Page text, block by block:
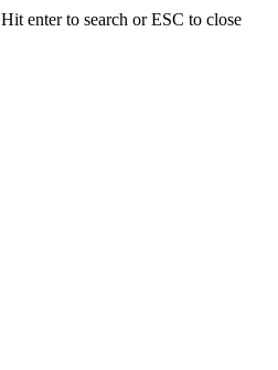
Hit enter to search or ESC to close